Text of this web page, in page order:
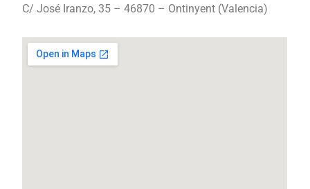
C/ José Iranzo, 35 – 46870 – Ontinyent (Valencia)